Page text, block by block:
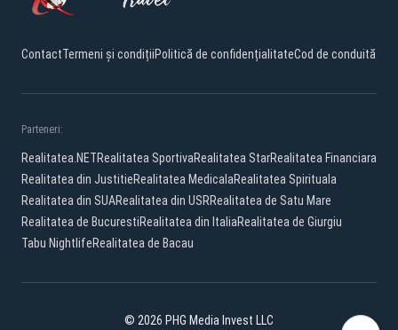
ContactTermeni și condițiiPolitică de confidențialitateCod de conduită
Parteneri:
Realitatea.NETRealitatea SportivaRealitatea StarRealitatea Financiara
Realitatea din JustitieRealitatea MedicalaRealitatea Spirituala
Realitatea din SUARealitatea din USRRealitatea de Satu Mare
Realitatea de BucurestiRealitatea din ItaliaRealitatea de Giurgiu
Tabu NightlifeRealitatea de Bacau
© 2026 PHG Media Invest LLC